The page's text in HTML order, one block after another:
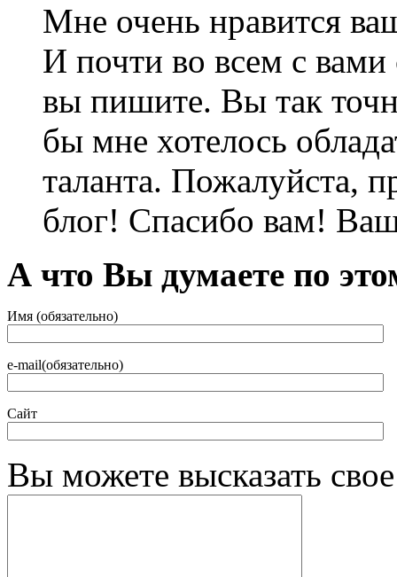
Мне очень нравится
И почти во всем с вами
вы пишите. Вы так
бы мне хотелось
таланта. Пожалуйста,
блог! Спасибо вам!
А что Вы думаете по
Имя (обязательно)
e-mail(обязательно)
Сайт
Вы можете высказать